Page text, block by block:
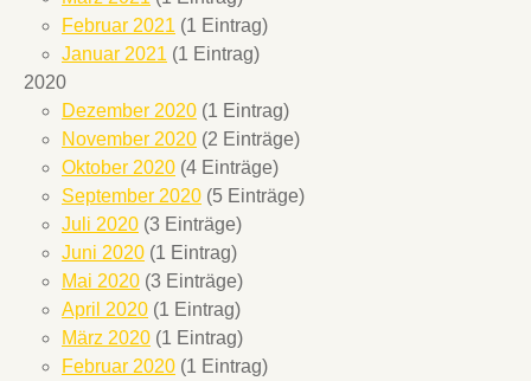
Februar 2021 (1 Eintrag)
Januar 2021 (1 Eintrag)
2020
Dezember 2020 (1 Eintrag)
November 2020 (2 Einträge)
Oktober 2020 (4 Einträge)
September 2020 (5 Einträge)
Juli 2020 (3 Einträge)
Juni 2020 (1 Eintrag)
Mai 2020 (3 Einträge)
April 2020 (1 Eintrag)
März 2020 (1 Eintrag)
Februar 2020 (1 Eintrag)